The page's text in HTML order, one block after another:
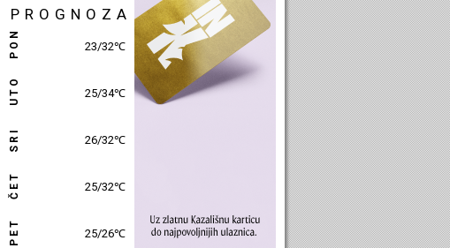
PROGNOZA
PON 27/30℃
UTO 26/32℃
SRI 27/31℃
ČET 26/32℃
PET 26/27℃